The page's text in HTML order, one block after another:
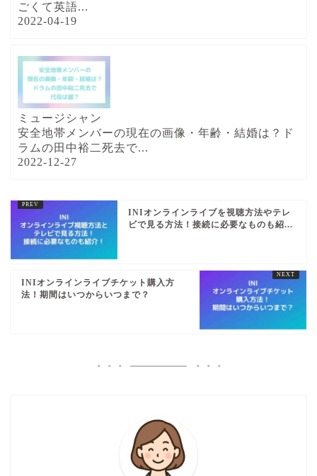
ごくて英語...
2022-04-19
ミュージシャン
安全地帯メンバーの現在の画像・年齢・結婚は？ド
ラムの田中裕二死去で...
2022-12-27
INIオンラインライブを視聴方法やテレ
ビで見る方法！接続に必要なものも紹...
INIオンラインライブチケット購入方
法！期間はいつからいつまで？